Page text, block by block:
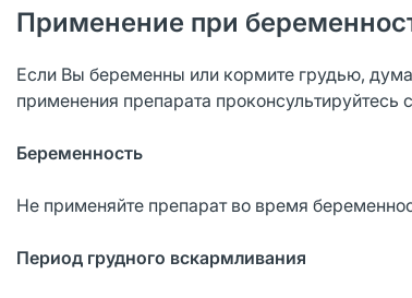
Применение при
Если Вы беременны или кормите грудью,
применения препарата
Беременность
Не применяйте препарат во время
Период грудного вскармливания